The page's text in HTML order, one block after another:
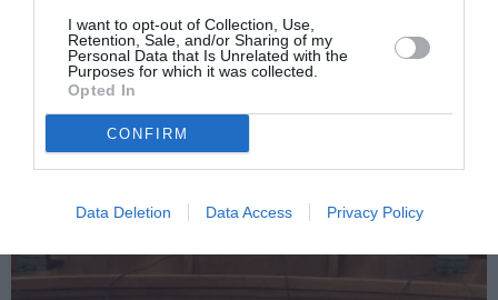
I want to opt-out of Collection, Use,
Retention, Sale, and/or Sharing of my
Personal Data that Is Unrelated with the
Purposes for which it was collected.
Opted In
CONFIRM
Data Deletion Data Access Privacy Policy